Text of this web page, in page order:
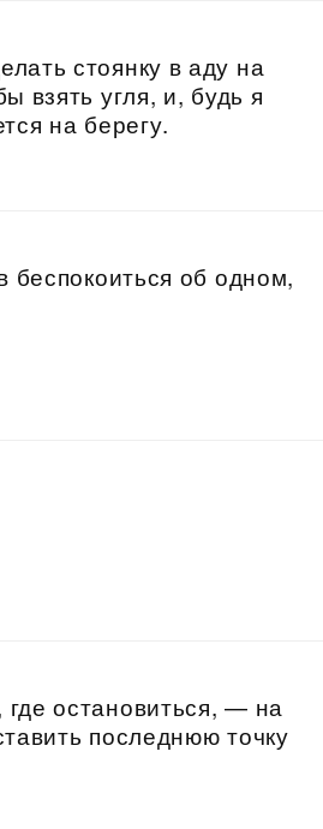
стоянку в аду на
взять угля, и, будь я
на берегу.
беспокоиться об одном,
остановиться, — на
последнюю точку